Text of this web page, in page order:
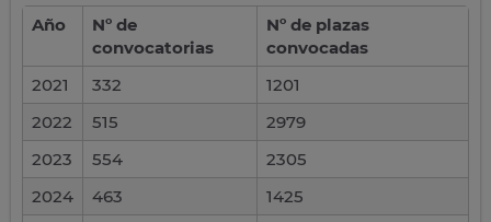
Año
Nº de
convocatorias
Nº de plazas
convocadas
2021
332
1201
2022
515
2979
2023
554
2305
2024
463
1425